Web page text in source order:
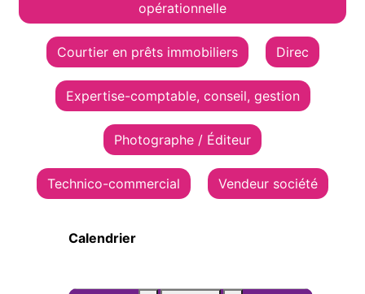
opérationnelle
Courtier en prêts immobiliers Direc
Expertise-comptable, conseil, gestion
Photographe / Éditeur
Technico-commercial Vendeur société
Calendrier